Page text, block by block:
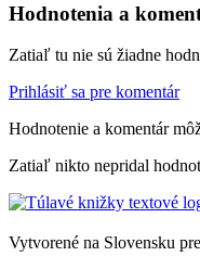
Hodnotenia a
Zatiaľ tu nie sú žiadne
Prihlásiť sa pre komentár
Hodnotenie a komentár
Zatiaľ nikto nepridal
Vytvorené na Slovensku